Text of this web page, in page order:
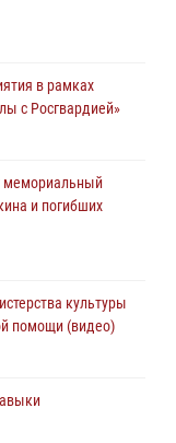
центр
подвели итоги
мероприятий в
в рамках
с Росгвардией»
мемориальный
и погибших
культуры
помощи (видео)